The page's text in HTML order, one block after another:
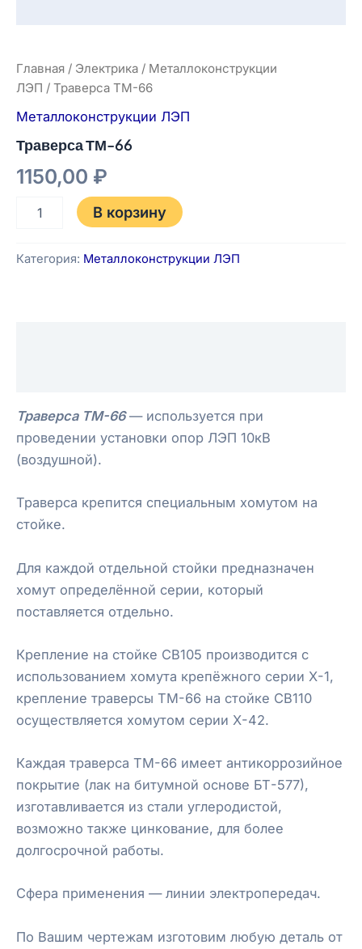
Главная / Электрика / Металлоконструкции
ЛЭП / Траверса ТМ-66
Металлоконструкции ЛЭП
Траверса ТМ-66
1150,00 ₽
В корзину
Категория: Металлоконструкции ЛЭП
Траверса ТМ-66— используется при
проведении установки опор ЛЭП 10кВ
(воздушной).
Траверса крепится специальным хомутом на
стойке.
Для каждой отдельной стойки предназначен
хомут определённой серии, который
поставляется отдельно.
Крепление на стойке СВ105 производится с
использованием хомута крепёжного серии Х-1,
крепление траверсы ТМ-66 на стойке СВ110
осуществляется хомутом серии Х-42.
Каждая траверса ТМ-66 имеет антикоррозийное
покрытие (лак на битумной основе БТ-577),
изготавливается из стали углеродистой,
возможно также цинкование, для более
долгосрочной работы.
Сфера применения — линии электропередач.
По Вашим чертежам изготовим любую деталь от